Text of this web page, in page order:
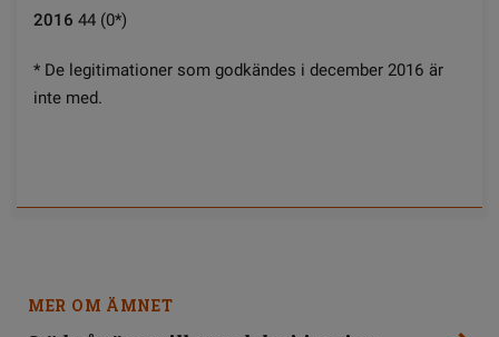
2016 44 (0*)
* De legitimationer som godkändes i december 2016 är
inte med.
MER OM ÄMNET